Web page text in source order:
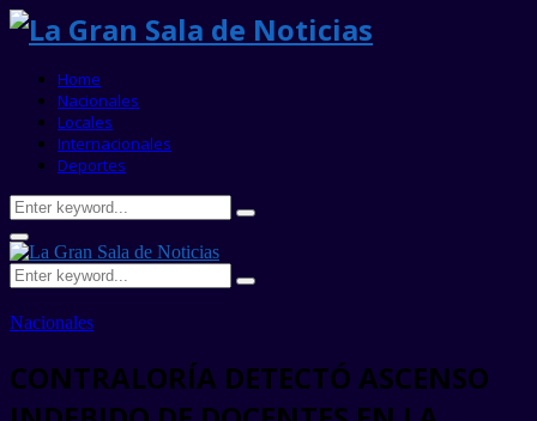
Home
Nacionales
Locales
Internacionales
Deportes
Search
for:
Search
Primary
Menu
Search
for:
Search
Nacionales
CONTRALORÍA DETECTÓ ASCENSO